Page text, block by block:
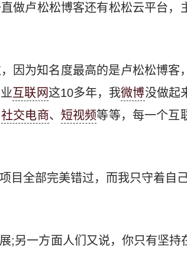
直做卢松松博客还有松松云平台，
因为知名度最高的是卢松松博客
互联网 这10多年，我微博没做起
社交电商、 短视频等等，每一个互
目全部完美错过，而我只守着自
;另一方面人们又说，你只有坚持